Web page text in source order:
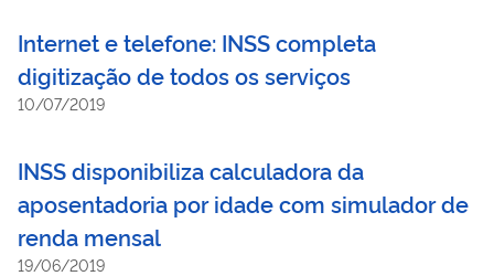
Internet e telefone: INSS completa
digitização de todos os serviços
10/07/2019
INSS disponibiliza calculadora da
aposentadoria por idade com simulador de
renda mensal
19/06/2019